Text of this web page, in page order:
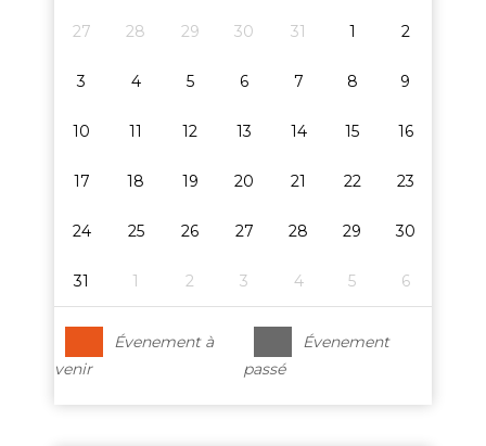
27 28 29 30 31 1 2
3 4 5 6 7 8 9
10 11 12 13 14 15 16
17 18 19 20 21 22 23
24 25 26 27 28 29 30
31 1 2 3 4 5 6
Évenement à
venir
Évenement
passé